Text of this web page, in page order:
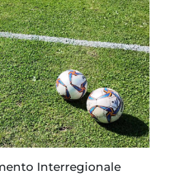
Interregionale